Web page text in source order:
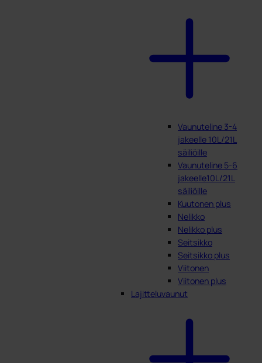
Vaunuteline 3-4
jakeelle 10L/21L
säiliöille
Vaunuteline 5-6
jakeelle10L/21L
säiliöille
Kuutonen plus
Nelikko
Nelikko plus
Seitsikko
Seitsikko plus
Viitonen
Viitonen plus
Lajitteluvaunut